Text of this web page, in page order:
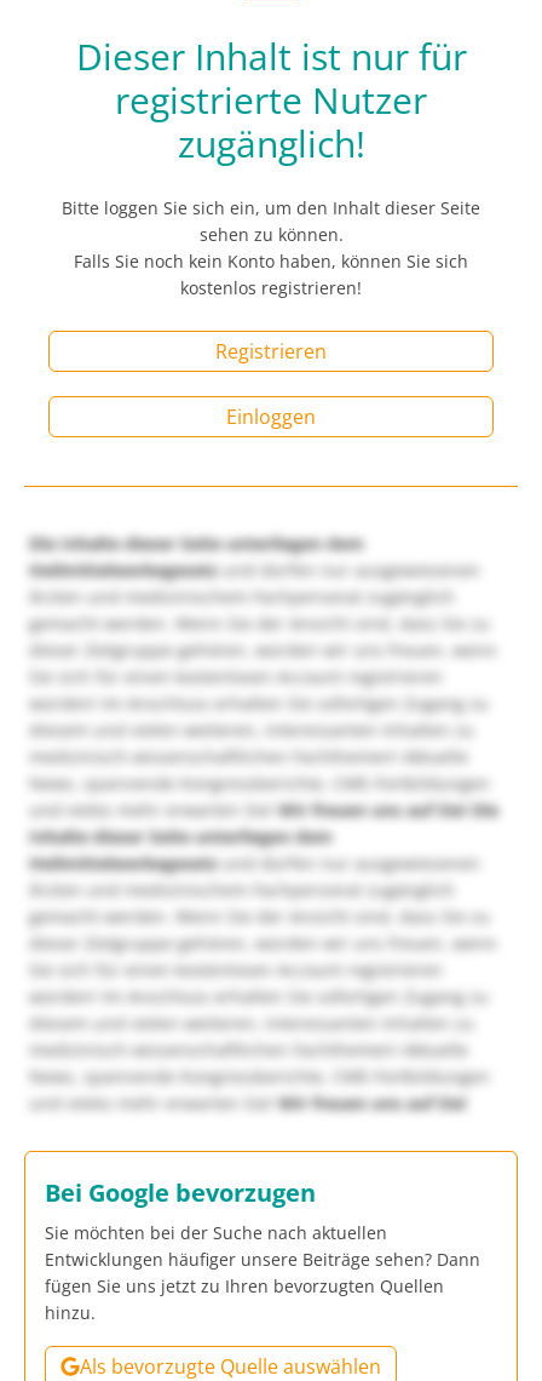
Dieser Inhalt ist nur für
registrierte Nutzer
zugänglich!
Bitte loggen Sie sich ein, um den Inhalt dieser Seite
sehen zu können.
Falls Sie noch kein Konto haben, können Sie sich
kostenlos registrieren!
Registrieren
Einloggen
Die Inhalte dieser Seite unterliegen dem
Heilmittelwerbegesetzund dürfen nur ausgewiesenen
Ärzten und medizinischem Fachpersonal zugänglich
gemacht werden. Wenn Sie der Ansicht sind, dass Sie zu
dieser Zielgruppe gehören, würden wir uns freuen, wenn
Sie sich für einen kostenlosen Account registrieren
würden! Im Anschluss erhalten Sie sofortigen Zugang zu
diesem und vielen weiteren, interessanten Inhalten zu
medizinisch-wissenschaftlichen Fachthemen! Aktuelle
News, spannende Kongressberichte, CME-Fortbildungen
und vieles mehr erwarten Sie!Wir freuen uns auf Sie! Die
Inhalte dieser Seite unterliegen dem
Heilmittelwerbegesetzund dürfen nur ausgewiesenen
Ärzten und medizinischem Fachpersonal zugänglich
gemacht werden. Wenn Sie der Ansicht sind, dass Sie zu
dieser Zielgruppe gehören, würden wir uns freuen, wenn
Sie sich für einen kostenlosen Account registrieren
würden! Im Anschluss erhalten Sie sofortigen Zugang zu
diesem und vielen weiteren, interessanten Inhalten zu
medizinisch-wissenschaftlichen Fachthemen! Aktuelle
News, spannende Kongressberichte, CME-Fortbildungen
und vieles mehr erwarten Sie!Wir freuen uns auf Sie!
Bei Google bevorzugen
Sie möchten bei der Suche nach aktuellen
Entwicklungen häufiger unsere Beiträge sehen? Dann
fügen Sie uns jetzt zu Ihren bevorzugten Quellen
hinzu.
Als bevorzugte Quelle auswählen